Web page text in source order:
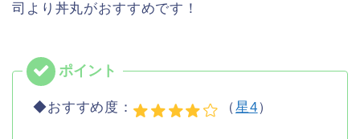
司より丼丸がおすすめです！
◆おすすめ度： （星4）